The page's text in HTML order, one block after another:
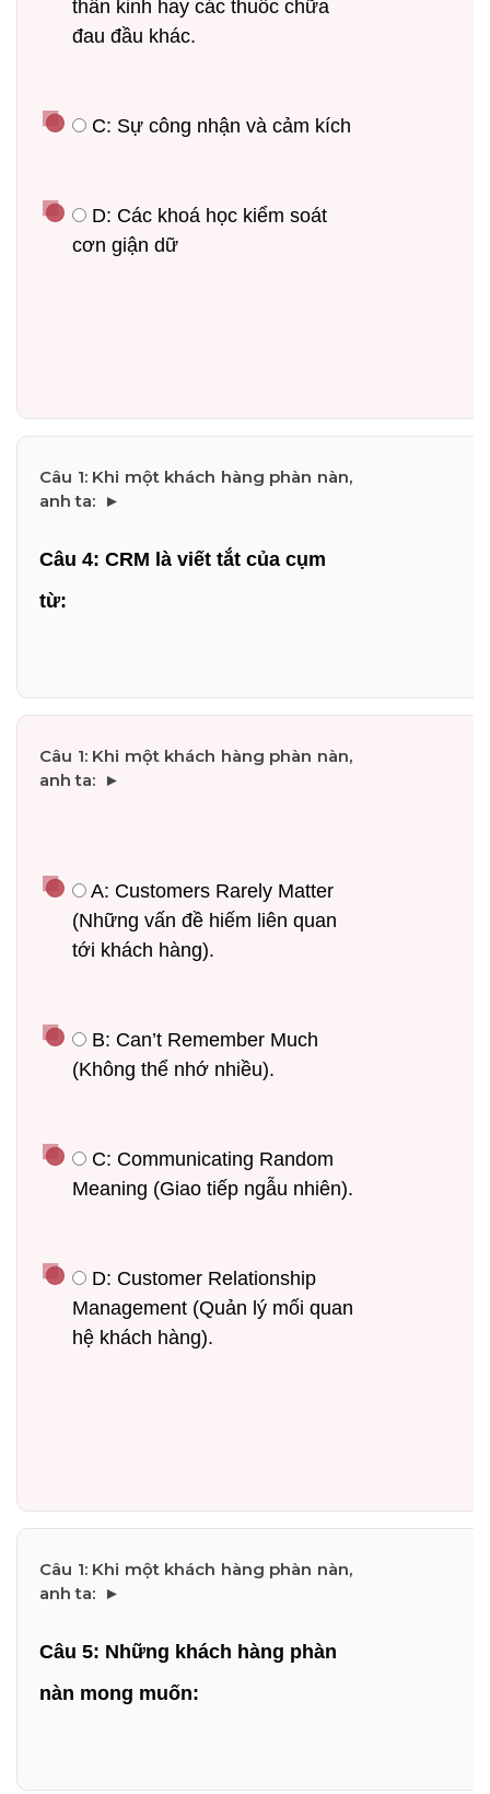
thần kinh hay các thuốc chữa
đau đầu khác.
C: Sự công nhận và cảm kích
D: Các khoá học kiểm soát
cơn giận dữ
Câu 4: CRM là viết tắt của cụm
từ:
A: Customers Rarely Matter
(Những vấn đề hiếm liên quan
tới khách hàng).
B: Can’t Remember Much
(Không thể nhớ nhiều).
C: Communicating Random
Meaning (Giao tiếp ngẫu nhiên).
D: Customer Relationship
Management (Quản lý mối quan
hệ khách hàng).
Câu 5: Những khách hàng phàn
nàn mong muốn: